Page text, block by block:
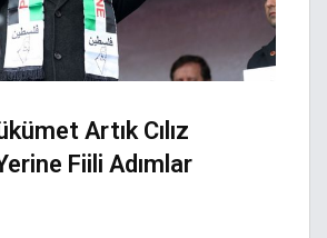
Artık Cılız
Fiili Adımlar